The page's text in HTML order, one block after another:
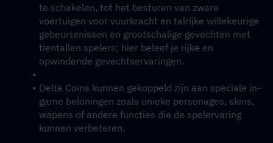
te schakelen, tot het besturen van zware
voertuigen voor vuurkracht en talrijke willekeurige
gebeurtenissen en grootschalige gevechten met
tientallen spelers; hier beleef je rijke en
opwindende gevechtservaringen.
Delta Coins kunnen gekoppeld zijn aan speciale in-
game beloningen zoals unieke personages, skins,
wapens of andere functies die de spelervaring
kunnen verbeteren.